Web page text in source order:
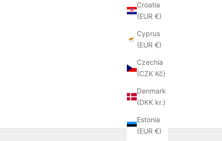
Croatia
(EUR €)
Cyprus
(EUR €)
Czechia
(CZK Kč)
Denmark
(DKK kr.)
Estonia
(EUR €)